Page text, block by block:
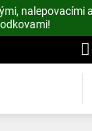
nalepovacími